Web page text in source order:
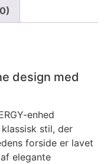
design med
enhed
stil, der
forside er lavet
elegante